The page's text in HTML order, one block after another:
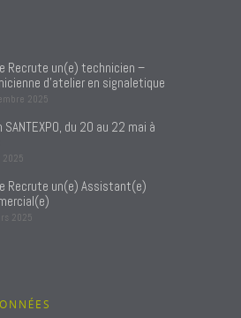
Recrute un(e) technicien –
d’atelier en signaletique
2025
SANTEXPO, du 20 au 22 mai à
2025
Recrute un(e) Assistant(e)
2025